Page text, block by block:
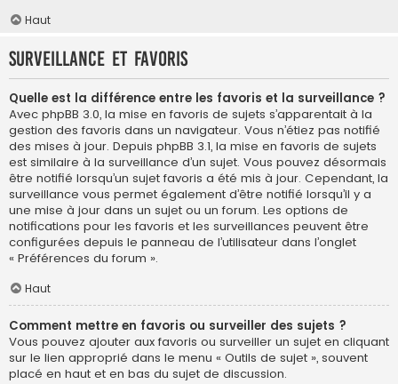
Haut
Surveillance et favoris
Quelle est la différence entre les favoris et la surveillance ?
Avec phpBB 3.0, la mise en favoris de sujets s’apparentait à la
gestion des favoris dans un navigateur. Vous n’étiez pas notifié
des mises à jour. Depuis phpBB 3.1, la mise en favoris de sujets
est similaire à la surveillance d’un sujet. Vous pouvez désormais
être notifié lorsqu’un sujet favoris a été mis à jour. Cependant, la
surveillance vous permet également d’être notifié lorsqu’il y a
une mise à jour dans un sujet ou un forum. Les options de
notifications pour les favoris et les surveillances peuvent être
configurées depuis le panneau de l’utilisateur dans l’onglet
« Préférences du forum ».
Haut
Comment mettre en favoris ou surveiller des sujets ?
Vous pouvez ajouter aux favoris ou surveiller un sujet en cliquant
sur le lien approprié dans le menu « Outils de sujet », souvent
placé en haut et en bas du sujet de discussion.